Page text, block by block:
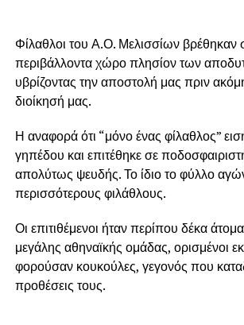
Φίλαθλοι του Α.Ο. Μελισσίων βρέθηκαν
περιβάλλοντα χώρο πλησίον των
υβρίζοντας την αποστολή μας πριν
διοίκησή μας.
Η αναφορά ότι “μόνο ένας φίλαθλος”
γηπέδου και επιτέθηκε σε
απολύτως ψευδής. Το ίδιο το φύλλο
περισσότερους φιλάθλους.
Οι επιτιθέμενοι ήταν περίπου δέκα άτομα
μεγάλης αθηναϊκής ομάδας, ορισμένοι
φορούσαν κουκούλες, γεγονός που
προθέσεις τους.